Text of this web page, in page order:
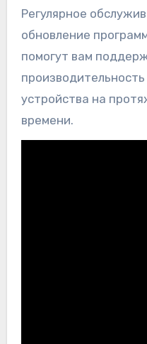
Регулярное
обновление
помогут вам
устройства на
времени.